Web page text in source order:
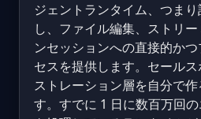
ジェントランタイム、つま
し、ファイル編集、ストリ
ンセッションへの直接的か
セスを提供します。セール
ストレーション層を自分で
す。すでに 1 日に数百万回